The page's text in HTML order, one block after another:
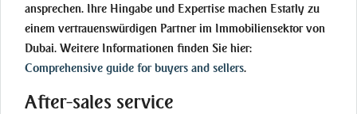
ansprechen. Ihre Hingabe und Expertise machen Estatly zu
einem vertrauenswürdigen Partner im Immobiliensektor von
Dubai. Weitere Informationen finden Sie hier:
Comprehensive guide for buyers and sellers.
After-sales service